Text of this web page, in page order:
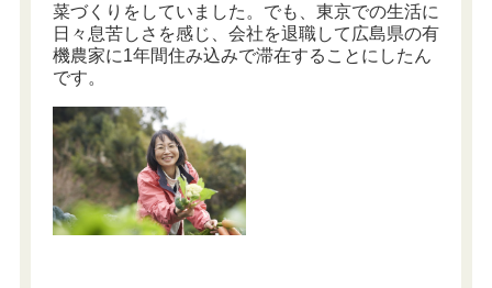
菜づくりをしていました。でも、東京での生活に
日々息苦しさを感じ、会社を退職して広島県の有
機農家に1年間住み込みで滞在することにしたん
です。